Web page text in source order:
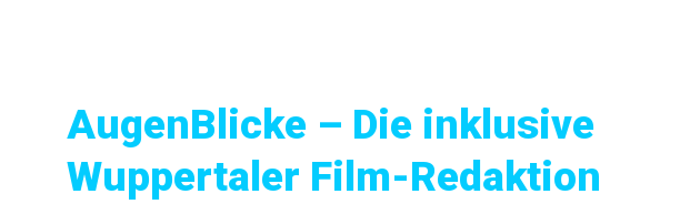
AugenBlicke – Die inklusive
Wuppertaler Film-Redaktion